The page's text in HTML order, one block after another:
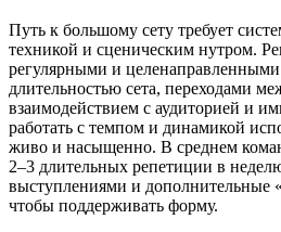
Путь к большому сету требует
техникой и сценическим нутром.
регулярными и
длительностью сетa, переходами
взаимодействием с аудиторией и
работать с темпом и динамикой
живо и насыщенно. В среднем
2–3 длительных репетиции в
выступлениями и дополнительные
чтобы поддерживать форму.